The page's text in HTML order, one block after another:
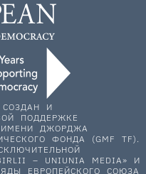
СОЗДАН И
ПОДДЕРЖКЕ
ДЖОРДЖА
ФОНДА (GMF TF).
– UNIUNIA MEDIA» И
ЕВРОПЕЙСКОГО СОЮЗА